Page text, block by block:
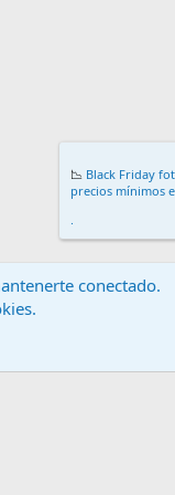
📉 Black Friday
precios mínimos
.
conectado.